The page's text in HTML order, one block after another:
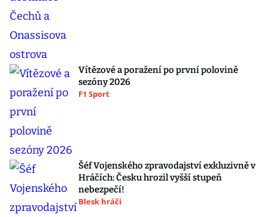
Vítězové a poražení po první polovině
sezóny 2026
F1 Sport
Šéf Vojenského zpravodajství exkluzivně v
Hráčích: Česku hrozil vyšší stupeň
nebezpečí!
Blesk hráči